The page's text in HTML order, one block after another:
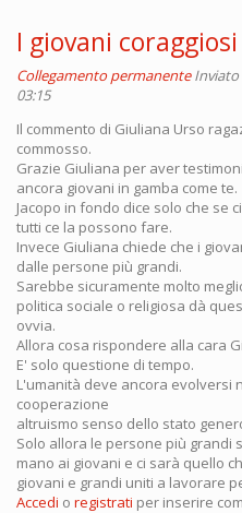
I giovani
Collegamento permanente
03:15
Il commento di Giuliana Urso
commosso.
Grazie Giuliana per aver
ancora giovani in gamba come te.
Jacopo in fondo dice solo che se
tutti ce la possono fare.
Invece Giuliana chiede che i
dalle persone più grandi.
Sarebbe sicuramente molto
politica sociale o religiosa dà
ovvia.
Allora cosa rispondere alla cara
E' solo questione di tempo.
L'umanità deve ancora evolversi
cooperazione
altruismo senso dello stato
Solo allora le persone più grandi
mano ai giovani e ci sarà quello
giovani e grandi uniti a lavorare
Accedi o registrati per inserire